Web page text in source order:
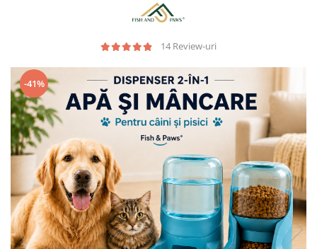
14 Review-uri
-41%